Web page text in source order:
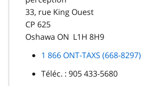
33, rue King Ouest
CP 625
Oshawa ON L1H 8H9
1 866 ONT-TAXS (668-8297)
Téléc. : 905 433-5680